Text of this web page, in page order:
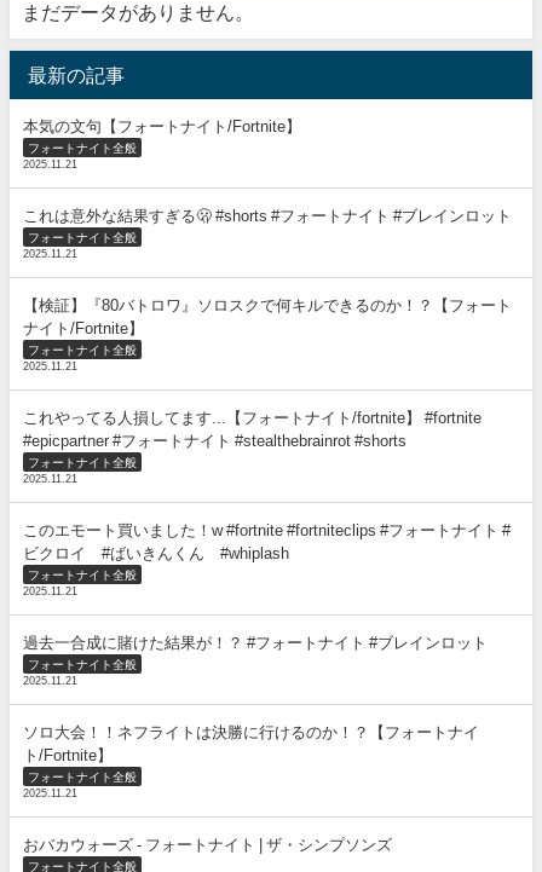
まだデータがありません。
最新の記事
本気の文句【フォートナイト/Fortnite】
フォートナイト全般
2025.11.21
これは意外な結果すぎる🫢 #shorts #フォートナイト #ブレインロット
フォートナイト全般
2025.11.21
【検証】『80バトロワ』ソロスクで何キルできるのか！？【フォート
ナイト/Fortnite】
フォートナイト全般
2025.11.21
これやってる人損してます...【フォートナイト/fortnite】 #fortnite
#epicpartner #フォートナイト #stealthebrainrot #shorts
フォートナイト全般
2025.11.21
このエモート買いました！w #fortnite #fortniteclips #フォートナイト #
ビクロイ #ばいきんくん #whiplash
フォートナイト全般
2025.11.21
過去一合成に賭けた結果が！？ #フォートナイト #ブレインロット
フォートナイト全般
2025.11.21
ソロ大会！！ネフライトは決勝に行けるのか！？【フォートナイ
ト/Fortnite】
フォートナイト全般
2025.11.21
おバカウォーズ - フォートナイト | ザ・シンプソンズ
フォートナイト全般